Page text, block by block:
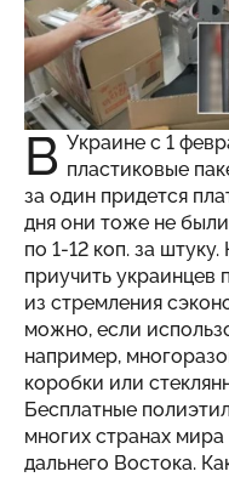
В Украине с 1
пластиковые
за один придется
дня они тоже не
по 1-12 коп. за
приучить украинцев
из стремления
можно, если
например,
коробки или
Бесплатные
многих странах
дальнего Востока.